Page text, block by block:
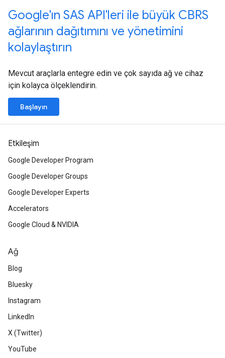
Google'ın SAS API'leri ile büyük CBRS
ağlarının dağıtımını ve yönetimini
kolaylaştırın
Mevcut araçlarla entegre edin ve çok sayıda ağ ve cihaz
için kolayca ölçeklendirin.
Başlayın
Etkileşim
Google Developer Program
Google Developer Groups
Google Developer Experts
Accelerators
Google Cloud & NVIDIA
Ağ
Blog
Bluesky
Instagram
LinkedIn
X (Twitter)
YouTube